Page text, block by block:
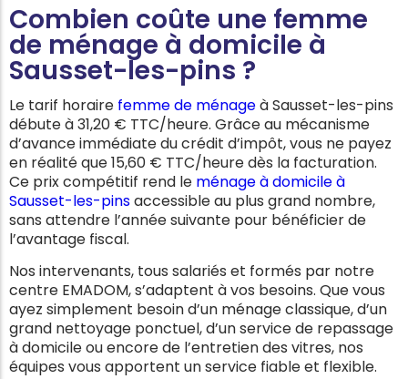
Combien coûte une femme
de ménage à domicile à
Sausset-les-pins ?
Le tarif horaire femme de ménageà Sausset-les-pins
débute à 31,20 € TTC/heure. Grâce au mécanisme
d’avance immédiate du crédit d’impôt, vous ne payez
en réalité que 15,60 € TTC/heure dès la facturation.
Ce prix compétitif rend le ménage à domicile à
Sausset-les-pinsaccessible au plus grand nombre,
sans attendre l’année suivante pour bénéficier de
l’avantage fiscal.
Nos intervenants, tous salariés et formés par notre
centre EMADOM, s’adaptent à vos besoins. Que vous
ayez simplement besoin d’un ménage classique, d’un
grand nettoyage ponctuel, d’un service de repassage
à domicile ou encore de l’entretien des vitres, nos
équipes vous apportent un service fiable et flexible.